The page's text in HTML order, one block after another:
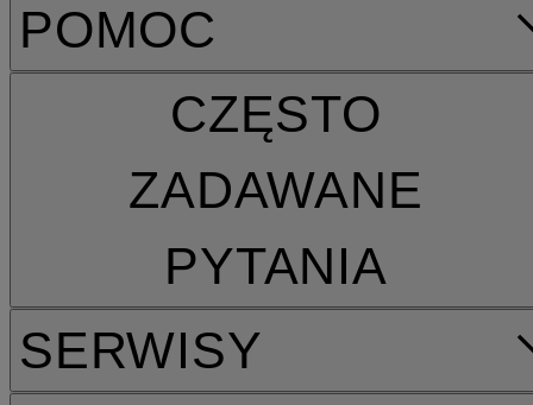
POMOC
CZĘSTO
ZADAWANE
PYTANIA
SERWISY